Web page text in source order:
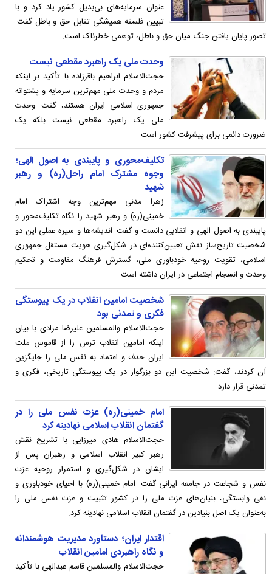
عنوان سرمایه‌های بی‌بدیل کشور یاد کرد و با
تبیین فلسفه همیشگی تقابل حق و باطل گفت:
تصور پایان یافتن جنگ میان حق و باطل، توهمی خطرناک است.
وحدت ملی یک راهبرد مقطعی نیست
حجت‌الاسلام ابراهیم باقرزاده با تأکید بر اینکه
مردم و وحدت ملی مهم‌ترین سرمایه و پشتوانه
جمهوری اسلامی ایران هستند، گفت: وحدت
ملی یک راهبرد مقطعی نیست بلکه یک
ضرورت دائمی برای پیشرفت کشور است.
تکلیف‌محوری و پایبندی به اصول الهی؛
وجوه مشترک امام راحل(ره) و رهبر
شهید
زهرا مدنی مهم‌ترین وجه اشتراک امام
خمینی(ره) و رهبر شهید را نگاه تکلیف‌محور و
پایبندی به اصول الهی و انقلابی دانست و گفت: اندیشه‌ها و سیره عملی این دو
شخصیت تاریخ‌ساز نقش تعیین‌کننده‌ای در شکل‌گیری هویت مستقل جمهوری
اسلامی، تقویت روحیه خودباوری ملی، گسترش فرهنگ مقاومت و تحکیم
وحدت و انسجام اجتماعی در ایران داشته است.
شخصیت امامین انقلاب در یک پیوستگی
فکری و تمدنی بود
حجت‌الاسلام والمسلمین علیرضا مرادی با بیان
اینکه امامین انقلاب ترس را از قاموس ملت
ایران حذف و اعتماد به نفس ملی را جایگزین
آن کردند، گفت: شخصیت این دو بزرگوار در یک پیوستگی تاریخی، فکری و
تمدنی قرار دارد.
امام خمینی(ره) عزت‌ نفس ملی را در
گفتمان انقلاب اسلامی نهادینه کرد
حجت‌الاسلام هادی میرزایی با تشریح نقش
رهبر کبیر انقلاب اسلامی و رهبران پس از
ایشان در شکل‌گیری و استمرار روحیه عزت‌
نفس و شجاعت در جامعه ایرانی گفت: امام خمینی(ره) با احیای خودباوری و
نفی وابستگی، بنیان‌های عزت ملی را در کشور تثبیت و عزت‌ نفس ملی را
به‌عنوان یک اصل بنیادین در گفتمان انقلاب اسلامی نهادینه کرد.
اقتدار ایران؛ دستاورد مدیریت هوشمندانه
و نگاه راهبردی امامین انقلاب
حجت‌الاسلام والمسلمین قاسم عبدالهی با تأکید